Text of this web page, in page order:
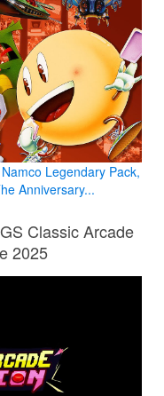
Legendary Pack,
Anniversary...
Classic Arcade
2025